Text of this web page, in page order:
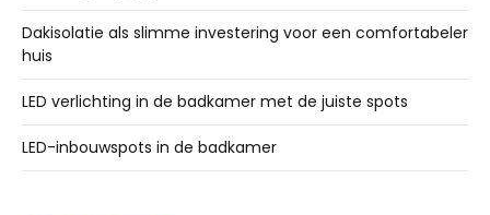
Dakisolatie als slimme investering voor een comfortabeler
huis
LED verlichting in de badkamer met de juiste spots
LED-inbouwspots in de badkamer